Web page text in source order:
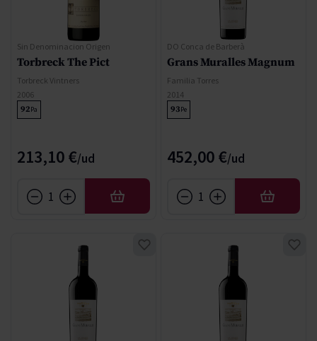
Sin Denominacion Origen
Torbreck The Pict
Torbreck Vintners
2006
92Pa
213,10 €
AÑADIR
DO Conca de Barberà
Grans Muralles Magnum
Familia Torres
2014
93Pe
452,00 €
AÑADIR